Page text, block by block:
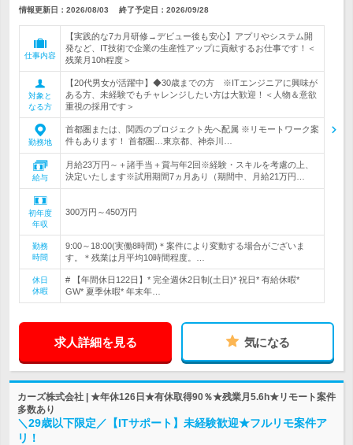
情報更新日：2026/08/03 終了予定日： 2026/09/28
仕事内容
【実践的な7カ月研修→デビュー後も安心】アプリやシステム開
発など、IT技術で企業の生産性アップに貢献するお仕事です！＜
残業月10h程度＞
対象と
なる方
【20代男女が活躍中】◆30歳までの方 ※ITエンジニアに興味が
ある方、未経験でもチャレンジしたい方は大歓迎！＜人物＆意欲
重視の採用です＞
勤務地
首都圏または、関西のプロジェクト先へ配属 ※リモートワーク案
件もあります！ 首都圏…東京都、神奈川…
給与
月給23万円～＋諸手当＋賞与年2回※経験・スキルを考慮の上、
決定いたします※試用期間7ヵ月あり（期間中、月給21万円…
初年度
年収
300万円～450万円
勤務
時間
9:00～18:00(実働8時間)＊案件により変動する場合がございま
す。＊残業は月平均10時間程度。…
休日
休暇
# 【年間休日122日】* 完全週休2日制(土日)* 祝日* 有給休暇*
GW* 夏季休暇* 年末年…
求人詳細を見る 気になる
カーズ株式会社 | ★年休126日★有休取得90％★残業月5.6h★リモート案件
多数あり
＼29歳以下限定／【ITサポート】未経験歓迎★フルリモ案件ア
リ！